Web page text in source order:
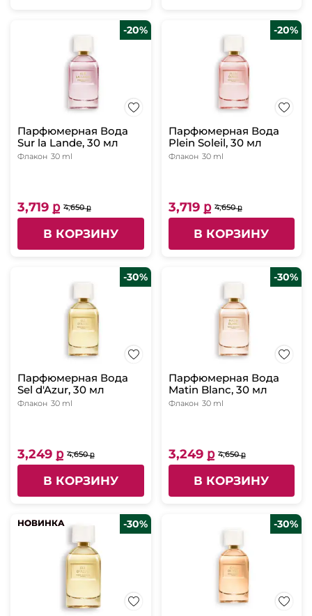
-20%
Парфюмерная Вода
Sur la Lande, 30 мл
Флакон 30 ml
3,719 ք 4,650 ք
В КОРЗИНУ
-20%
Парфюмерная Вода
Plein Soleil, 30 мл
Флакон 30 ml
3,719 ք 4,650 ք
В КОРЗИНУ
-30%
Парфюмерная Вода
Sel d'Azur, 30 мл
Флакон 30 ml
3,249 ք 4,650 ք
В КОРЗИНУ
-30%
Парфюмерная Вода
Matin Blanc, 30 мл
Флакон 30 ml
3,249 ք 4,650 ք
В КОРЗИНУ
НОВИНКА
НОВИНКА -30% -30%